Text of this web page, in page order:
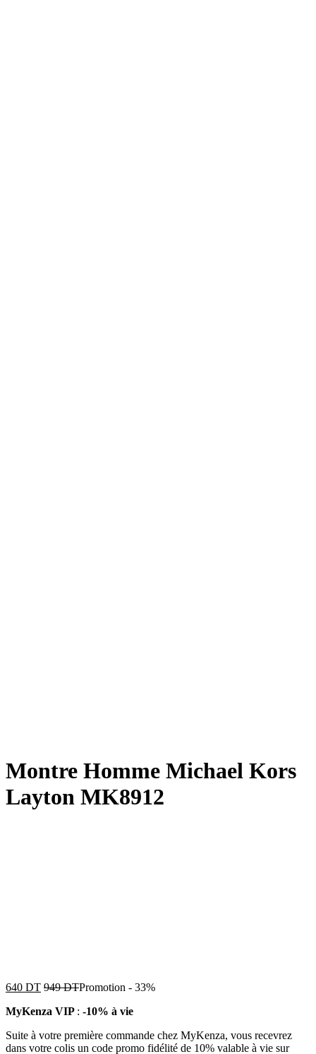
Montre Homme Michael Kors
Layton MK8912
640 DT 949DTPromotion - 33%
MyKenza VIP : -10% à vie
Suite à votre première commande chez MyKenza, vous recevrez
dans votre colis un code promo fidélité de 10% valable à vie sur